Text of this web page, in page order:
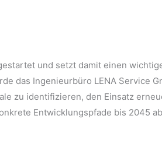
und setzt damit einen
das Ingenieurbüro LENA Service
zu identifizieren, den Einsatz
Entwicklungspfade bis 2045